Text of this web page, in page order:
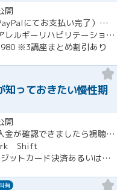
開
お申込み（PayPalにてお支払い完了）後にメール or LINEオープンチャットより、アーカイブ視聴の際に必要なリンクをお送りいたします。
(一社) 日本アレルギーリハビリテーション協会
※3講座まとめ割引あり
っておきたい慢性期
開
・参加費の入金が確認できましたら視聴用URLとパスワードおよび資料をお申込みいただきましたメールアドレスに送付します。
Shift
¥2,500 クレジットカード決済あるいは銀行振込となります。
有